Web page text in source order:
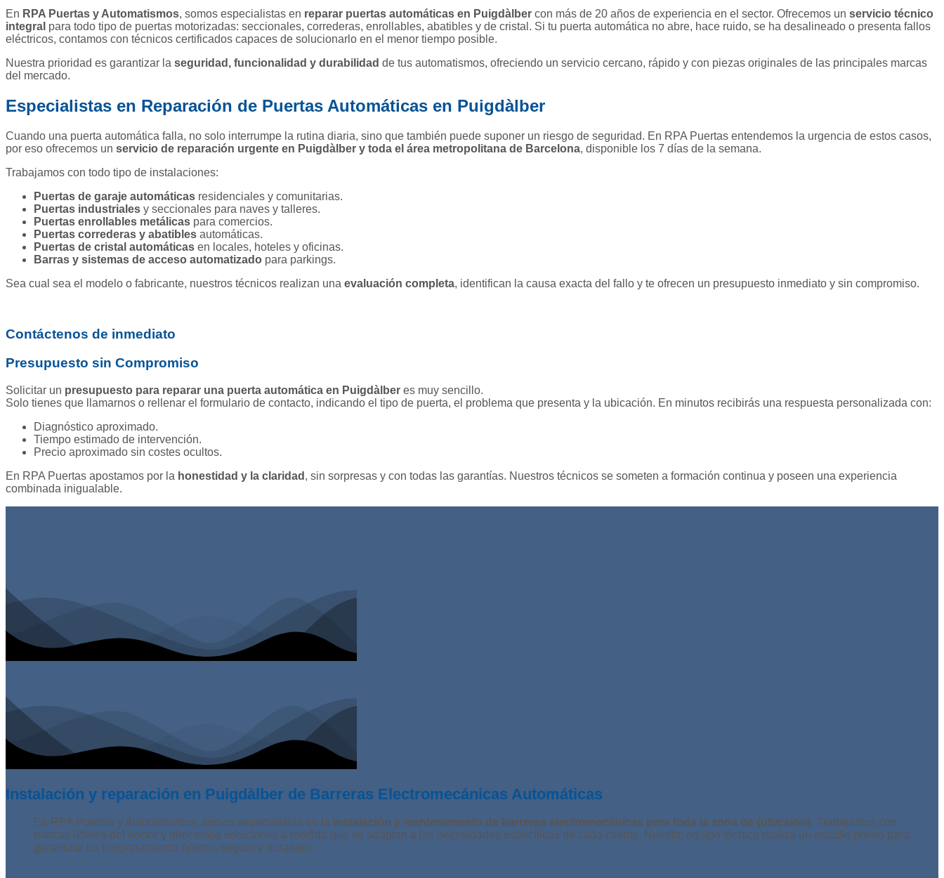
En RPA Puertas y Automatismos, somos especialistas en reparar puertas automáticas en Puigdàlber con más de 20 años de experiencia en el sector. Ofrecemos un servicio técnico
integral para todo tipo de puertas motorizadas: seccionales, correderas, enrollables, abatibles y de cristal. Si tu puerta automática no abre, hace ruido, se ha desalineado o presenta fallos
eléctricos, contamos con técnicos certificados capaces de solucionarlo en el menor tiempo posible.
Nuestra prioridad es garantizar la seguridad, funcionalidad y durabilidad de tus automatismos, ofreciendo un servicio cercano, rápido y con piezas originales de las principales marcas
del mercado.
Especialistas en Reparación de Puertas Automáticas en Puigdàlber
Cuando una puerta automática falla, no solo interrumpe la rutina diaria, sino que también puede suponer un riesgo de seguridad. En RPA Puertas entendemos la urgencia de estos casos,
por eso ofrecemos un servicio de reparación urgente en Puigdàlber y toda el área metropolitana de Barcelona, disponible los 7 días de la semana.
Trabajamos con todo tipo de instalaciones:
Puertas de garaje automáticas residenciales y comunitarias.
Puertas industriales y seccionales para naves y talleres.
Puertas enrollables metálicas para comercios.
Puertas correderas y abatibles automáticas.
Puertas de cristal automáticas en locales, hoteles y oficinas.
Barras y sistemas de acceso automatizado para parkings.
Sea cual sea el modelo o fabricante, nuestros técnicos realizan una evaluación completa, identifican la causa exacta del fallo y te ofrecen un presupuesto inmediato y sin compromiso.
Contáctenos de inmediato
Presupuesto sin Compromiso
Solicitar un presupuesto para reparar una puerta automática en Puigdàlber es muy sencillo.
Solo tienes que llamarnos o rellenar el formulario de contacto, indicando el tipo de puerta, el problema que presenta y la ubicación. En minutos recibirás una respuesta personalizada con:
Diagnóstico aproximado.
Tiempo estimado de intervención.
Precio aproximado sin costes ocultos.
En RPA Puertas apostamos por la honestidad y la claridad , sin sorpresas y con todas las garantías. Nuestros técnicos se someten a formación continua y poseen una experiencia
combinada inigualable.
Instalación y reparación en Puigdàlber de Barreras Electromecánicas Automáticas
En RPA Puertas y Automatismos, somos especialistas en la instalación y mantenimiento de barreras electromecánicas para toda la zona de {ubicaion}. Trabajamos con
marcas líderes del sector y ofrecemos soluciones a medida que se adaptan a las necesidades específicas de cada cliente. Nuestro equipo técnico realiza un estudio previo para
garantizar un funcionamiento óptimo, seguro y duradero.